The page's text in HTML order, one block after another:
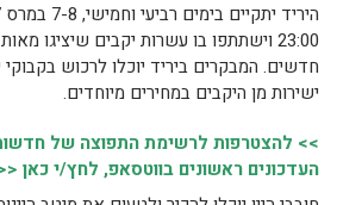
23:00 וישתתפו בו עשרות יקבים שיציגו
חדשים. המבקרים ביריד יוכלו לרכוש
ישירות מן היקבים במחירים מיוחדים.
>> להצטרפות לרשימת התפוצה של
העדכונים ראשונים בווטסאפ, לחץ/י כאן